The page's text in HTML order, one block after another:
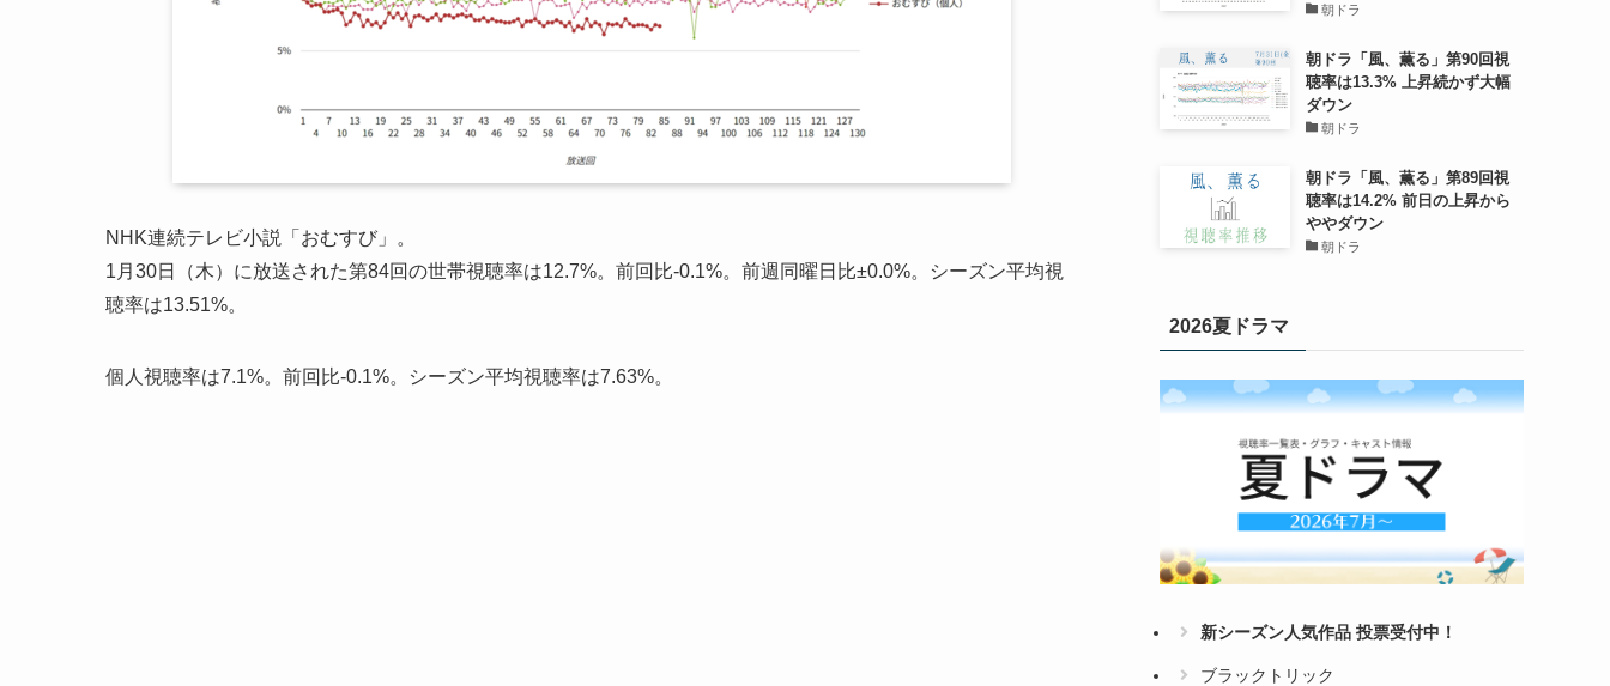
NHK連続テレビ小説「おむすび」。
1月30日（木）に放送された第84回の世帯視聴率は12.7%。前回比-0.1%。前週同曜日比±0.0%。シーズン平均視
聴率は13.51%。
個人視聴率は7.1%。前回比-0.1%。シーズン平均視聴率は7.63%。
朝ドラ
朝ドラ「風、薫る」第90回視
聴率は13.3% 上昇続かず大幅
ダウン
朝ドラ
朝ドラ「風、薫る」第89回視
聴率は14.2% 前日の上昇から
ややダウン
朝ドラ
2026夏ドラマ
新シーズン人気作品 投票受付中！
ブラックトリック